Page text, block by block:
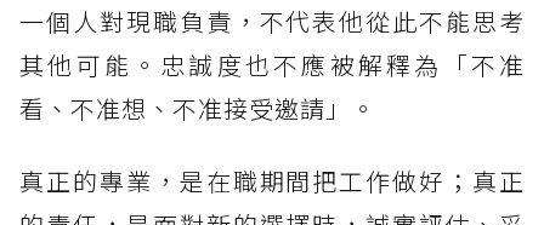
一個人對現職負責，不代表他從此不能思考
其他可能。忠誠度也不應被解釋為「不准
看、不准想、不准接受邀請」。
真正的專業，是在職期間把工作做好；真正